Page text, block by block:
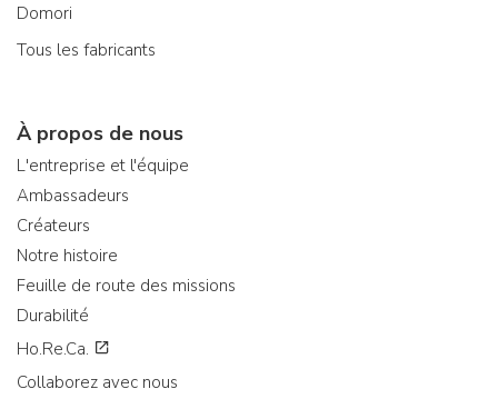
Domori
Tous les fabricants
À propos de nous
L'entreprise et l'équipe
Ambassadeurs
Créateurs
Notre histoire
Feuille de route des missions
Durabilité
Ho.Re.Ca.
Collaborez avec nous